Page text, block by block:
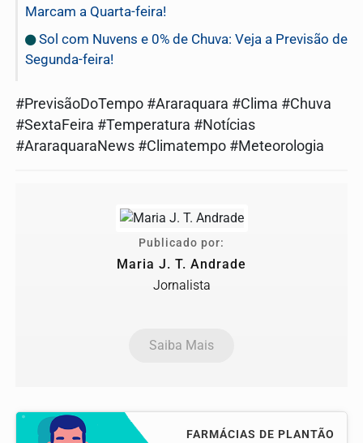
Marcam a Quarta-feira!
Sol com Nuvens e 0% de Chuva: Veja a Previsão de
Segunda-feira!
#PrevisãoDoTempo #Araraquara #Clima #Chuva
#SextaFeira #Temperatura #Notícias
#AraraquaraNews #Climatempo #Meteorologia
Publicado por:
Maria J. T. Andrade
Jornalista
Saiba Mais
FARMÁCIAS DE PLANTÃO